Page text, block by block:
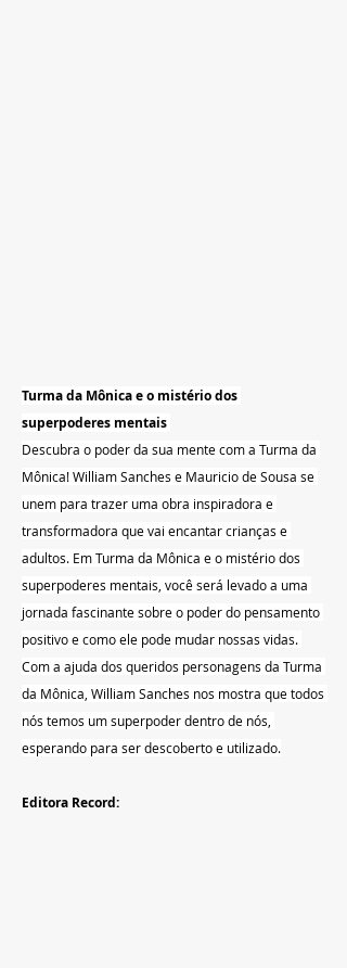
Turma da Mônica e o mistério dos
superpoderes mentais
Descubra o poder da sua mente com a Turma da
Mônica! William Sanches e Mauricio de Sousa se
unem para trazer uma obra inspiradora e
transformadora que vai encantar crianças e
adultos. Em Turma da Mônica e o mistério dos
superpoderes mentais, você será levado a uma
jornada fascinante sobre o poder do pensamento
positivo e como ele pode mudar nossas vidas.
Com a ajuda dos queridos personagens da Turma
da Mônica, William Sanches nos mostra que todos
nós temos um superpoder dentro de nós,
esperando para ser descoberto e utilizado.
Editora Record: